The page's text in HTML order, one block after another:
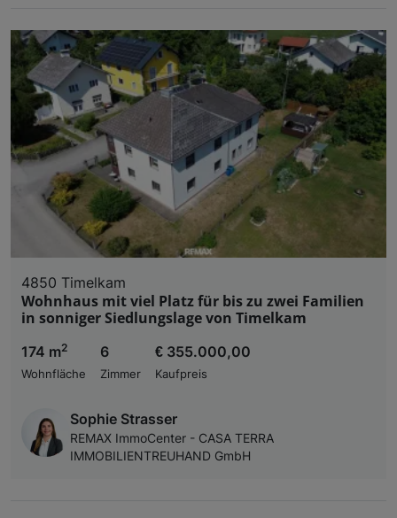
4850 Timelkam
Wohnhaus mit viel Platz für bis zu zwei Familien
in sonniger Siedlungslage von Timelkam
174 m2
Wohnfläche
6
Zimmer
€ 355.000,00
Kaufpreis
Sophie Strasser
REMAX ImmoCenter - CASA TERRA
IMMOBILIENTREUHAND GmbH